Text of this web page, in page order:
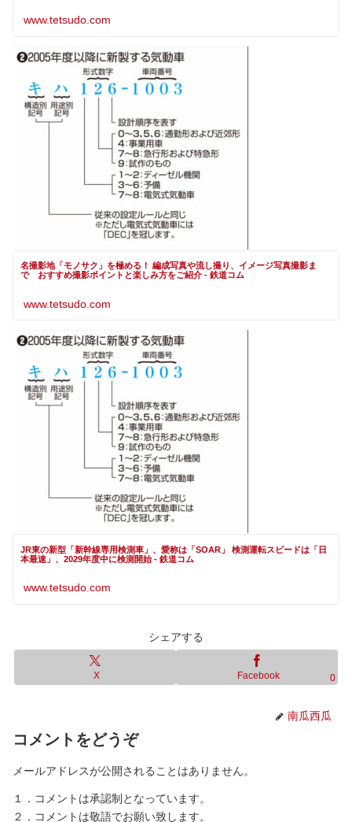
www.tetsudo.com
名撮影地「モノサク」を極める！ 編成写真や流し撮り、イメージ写真撮影ま
で おすすめ撮影ポイントと楽しみ方をご紹介 - 鉄道コム
www.tetsudo.com
JR東の新型「新幹線専用検測車」、愛称は「SOAR」 検測運転スピードは「日
本最速」、2029年度中に検測開始 - 鉄道コム
www.tetsudo.com
シェアする
X Facebook 0
南瓜西瓜
コメントをどうぞ
メールアドレスが公開されることはありません。
１．コメントは承認制となっています。
２．コメントは敬語でお願い致します。